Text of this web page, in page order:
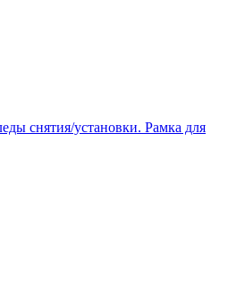
снятия/установки. Рамка для